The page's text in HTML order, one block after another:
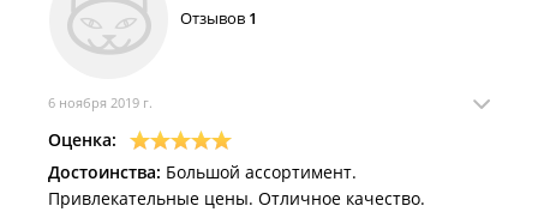
Отзывов 1
6 ноября 2019 г.
Оценка:
Достоинства: Большой ассортимент.
Привлекательные цены. Отличное качество.